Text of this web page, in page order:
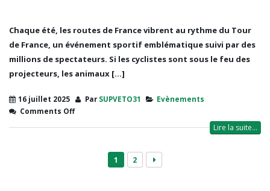
Chaque été, les routes de France vibrent au rythme du Tour
de France, un événement sportif emblématique suivi par des
millions de spectateurs. Si les cyclistes sont sous le feu des
projecteurs, les animaux [...]
16 juillet 2025 ParSUPVETO31
Evènements
Comments Off
Lire la suite...
1 2